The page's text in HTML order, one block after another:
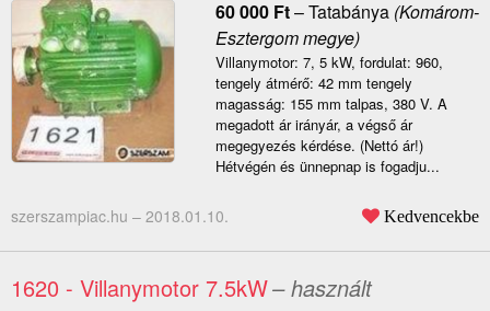
60 000 Ft–Tatabánya(Komárom-
Esztergom megye)
Villanymotor: 7, 5 kW, fordulat: 960,
tengely átmérő: 42 mm tengely
magasság: 155 mm talpas, 380 V. A
megadott ár irányár, a végső ár
megegyezés kérdése. (Nettó ár!)
Hétvégén és ünnepnap is fogadju...
szerszampiac.hu – 2018.01.10. Kedvencekbe
1620 - Villanymotor 7.5kW– használt